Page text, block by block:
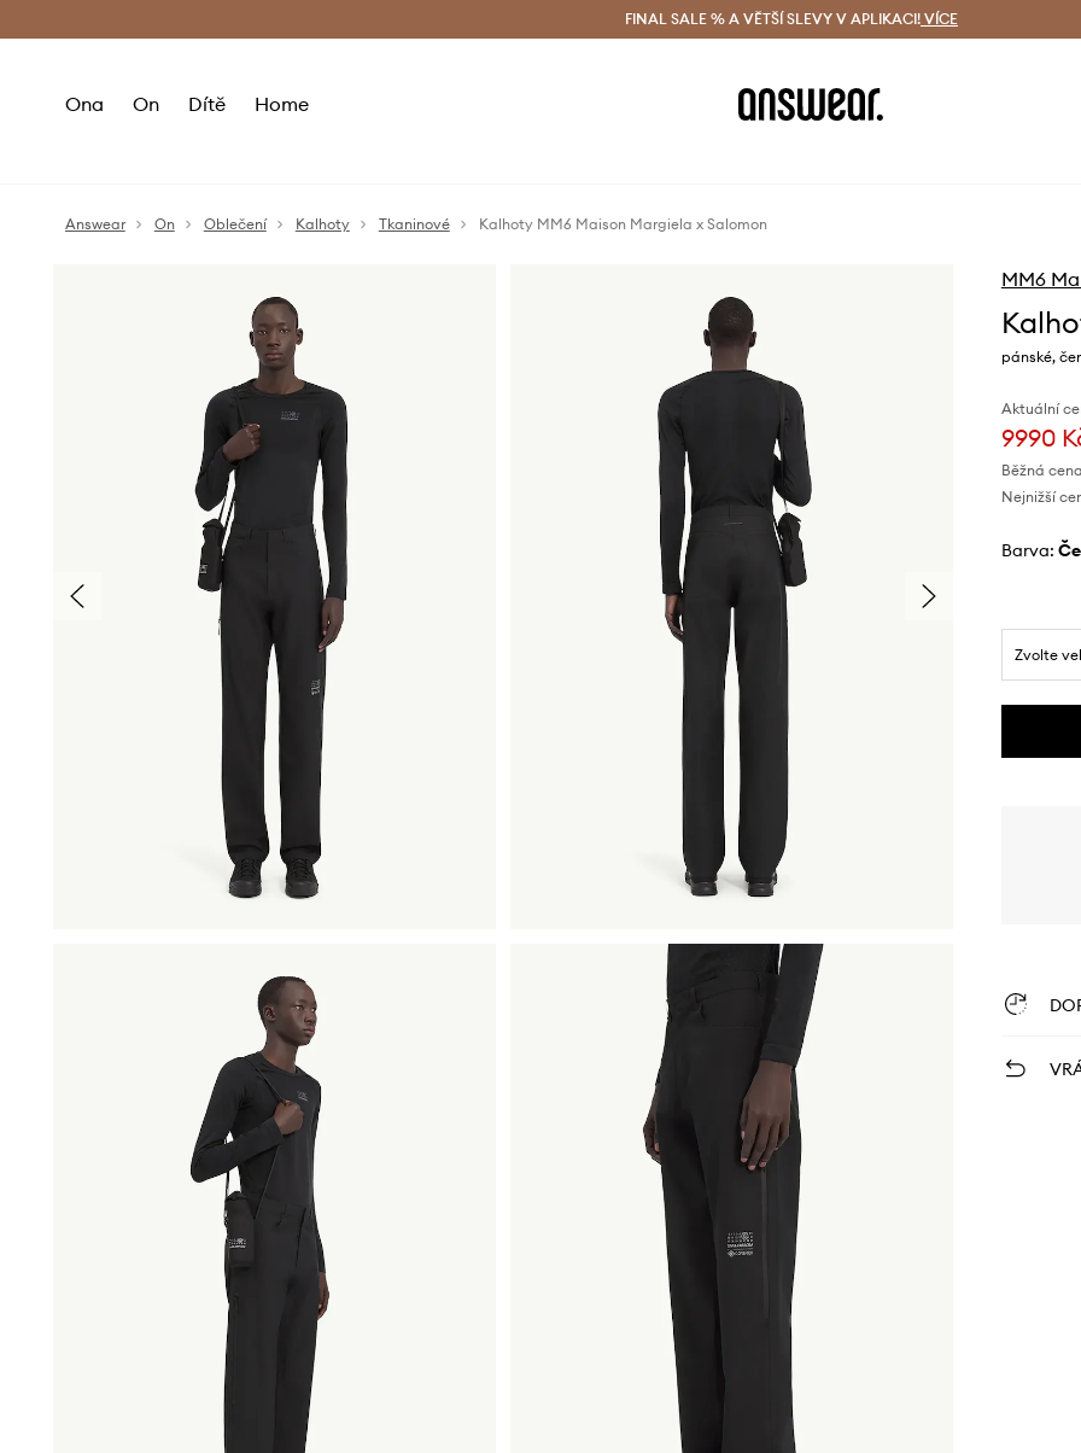
Doručení a vrácení zdarma (od 1800 Kč) Doručení i do 24 h
FINAL SALE % A VĚTŠÍ SLEVY V APLIKACI! VÍCE
Ona On Dítě Home
Answear On Oblečení Kalhoty Tkaninové Kalhoty MM6 Maison Margiela x Salomon
MM6
pánské,
Aktuální
9990
Běžná
Nejnižší
Barva:
Zvolte